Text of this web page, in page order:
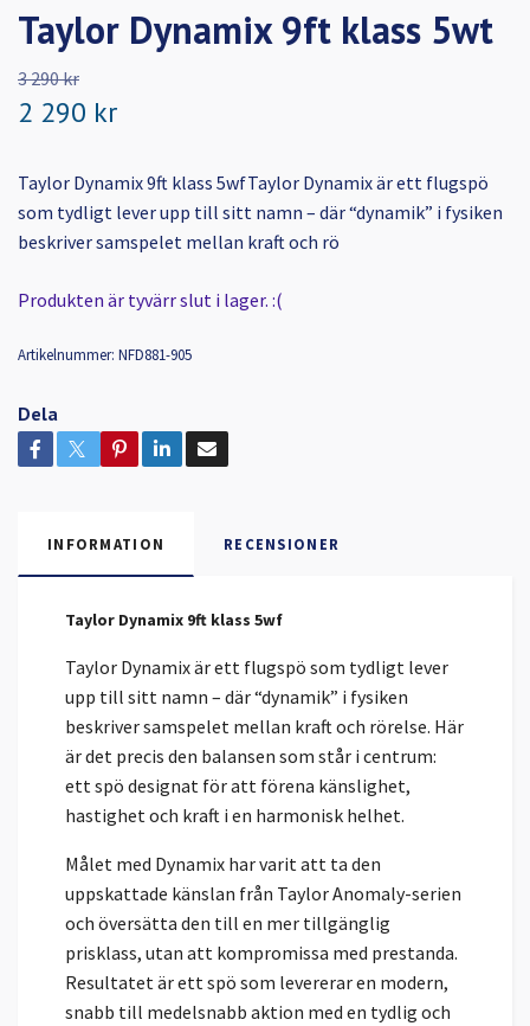
Taylor Dynamix 9ft klass 5wt
3 290 kr
2 290 kr
Taylor Dynamix 9ft klass 5wfTaylor Dynamix är ett flugspö
som tydligt lever upp till sitt namn – där “dynamik” i fysiken
beskriver samspelet mellan kraft och rö
Produkten är tyvärr slut i lager. :(
Artikelnummer: NFD881-905
Dela
INFORMATION RECENSIONER
Taylor Dynamix 9ft klass 5wf
Taylor Dynamix är ett flugspö som tydligt lever
upp till sitt namn – där “dynamik” i fysiken
beskriver samspelet mellan kraft och rörelse. Här
är det precis den balansen som står i centrum:
ett spö designat för att förena känslighet,
hastighet och kraft i en harmonisk helhet.
Målet med Dynamix har varit att ta den
uppskattade känslan från Taylor Anomaly-serien
och översätta den till en mer tillgänglig
prisklass, utan att kompromissa med prestanda.
Resultatet är ett spö som levererar en modern,
snabb till medelsnabb aktion med en tydlig och